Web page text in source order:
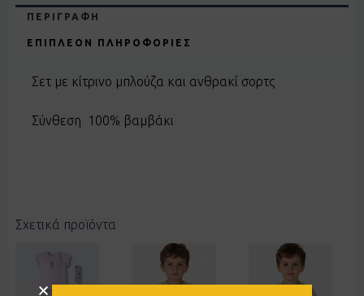
ΠΕΡΙΓΡΑΦΉ
ΕΠΙΠΛΈΟΝ ΠΛΗΡΟΦΟΡΊΕΣ
Σετ με κίτρινο μπλούζα και ανθρακί σορτς
Σύνθεση 100% βαμβάκι
Σχετικά προϊόντα